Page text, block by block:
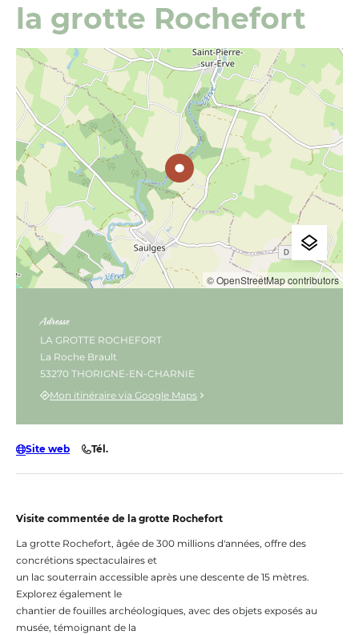
la grotte Rochefort
Visite commentée de la grotte Rochefort
La grotte Rochefort, âgée de 300 millions d'années, offre des
concrétions spectaculaires et
un lac souterrain accessible après une descente de 15 mètres.
Explorez également le
chantier de fouilles archéologiques, avec des objets exposés au
musée, témoignant de la
© OpenStreetMap contributors
Adresse
LA GROTTE ROCHEFORT
La Roche Brault
53270 THORIGNE-EN-CHARNIE
Mon itinéraire via Google Maps
Site web Tél.